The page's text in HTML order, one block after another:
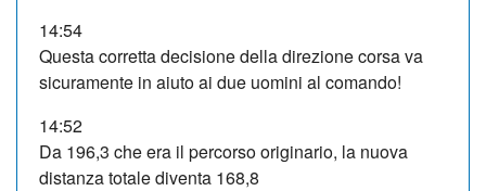
14:54
Questa corretta decisione della direzione corsa va
sicuramente in aiuto ai due uomini al comando!
14:52
Da 196,3 che era il percorso originario, la nuova
distanza totale diventa 168,8